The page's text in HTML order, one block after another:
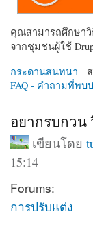
คุณสามารถศึกษาวิ
จากชุมชนผู้ใช้
กระดานสนทนา -
FAQ - คำถามที่พบ
อยากรบกวน
เขียนโดย
15:14
Forums:
การปรับแต่ง